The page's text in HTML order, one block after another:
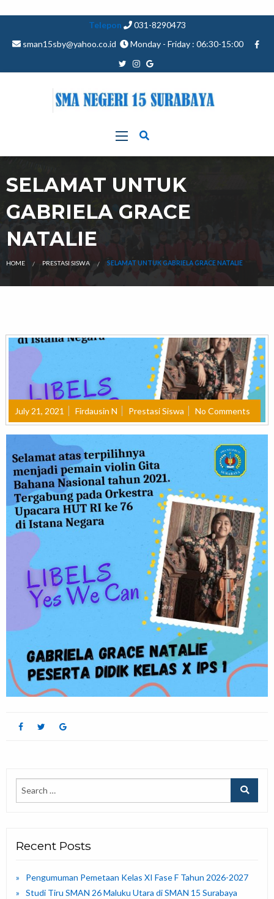
Telepon
031-8290473
sman15sby@yahoo.co.id
Monday - Friday : 06:30-15:00
SELAMAT UNTUK
GABRIELA GRACE
NATALIE
HOME PRESTASI SISWA SELAMAT UNTUK GABRIELA GRACE NATALIE
July 21, 2021 Firdausin N Prestasi Siswa No Comments
Recent Posts
Pengumuman Pemetaan Kelas XI Fase F Tahun 2026-2027
Studi Tiru SMAN 26 Maluku Utara di SMAN 15 Surabaya